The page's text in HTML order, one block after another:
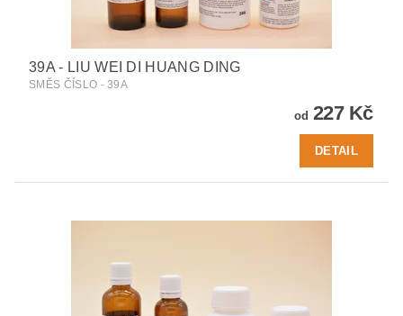
39A - LIU WEI DI HUANG DING
SMĚS ČÍSLO - 39A
od 227 Kč
DETAIL